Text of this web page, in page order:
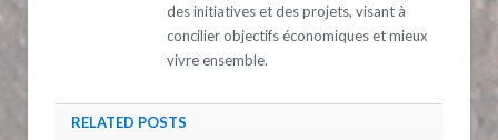
des initiatives et des projets, visant à
concilier objectifs économiques et mieux
vivre ensemble.
RELATED POSTS